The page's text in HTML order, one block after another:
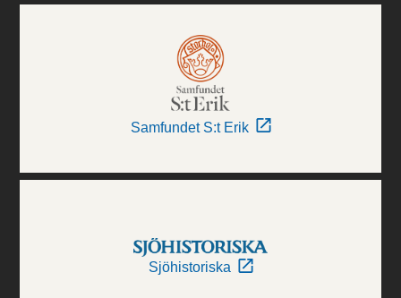
Samfundet S:t Erik
Sjöhistoriska